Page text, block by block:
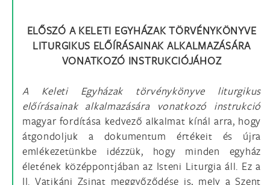
ELŐSZÓ A KELETI EGYHÁZAK TÖRVÉNYKÖNYVE
LITURGIKUS ELŐÍRÁSAINAK ALKALMAZÁSÁRA
VONATKOZÓ INSTRUKCIÓJÁHOZ
A Keleti Egyházak törvénykönyve liturgikus
előírásainak alkalmazására vonatkozó instrukció
magyar fordítása kedvező alkalmat kínál arra, hogy
átgondoljuk a dokumentum értékeit és újra
emlékezetünkbe idézzük, hogy minden egyház
életének középpontjában az Isteni Liturgia áll. Ez a
II. Vatikáni Zsinat meggyőződése is, mely a Szent